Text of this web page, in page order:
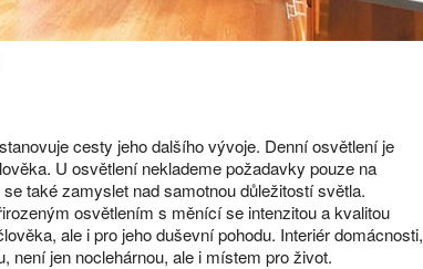
cesty jeho dalšího vývoje. Denní osvětlení je
U osvětlení neklademe požadavky pouze na
také zamyslet nad samotnou důležitostí světla.
osvětlením s měnící se intenzitou a kvalitou
ale i pro jeho duševní pohodu. Interiér domácnosti,
jen noclehárnou, ale i místem pro život.